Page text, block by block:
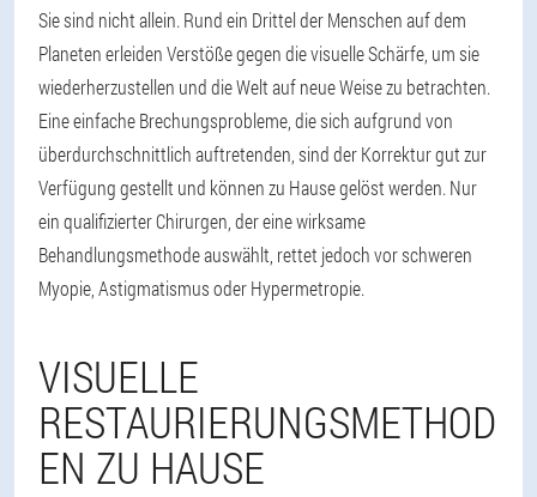
Sie sind nicht allein. Rund ein Drittel der Menschen auf dem
Planeten erleiden Verstöße gegen die visuelle Schärfe, um sie
wiederherzustellen und die Welt auf neue Weise zu betrachten.
Eine einfache Brechungsprobleme, die sich aufgrund von
überdurchschnittlich auftretenden, sind der Korrektur gut zur
Verfügung gestellt und können zu Hause gelöst werden. Nur
ein qualifizierter Chirurgen, der eine wirksame
Behandlungsmethode auswählt, rettet jedoch vor schweren
Myopie, Astigmatismus oder Hypermetropie.
VISUELLE
RESTAURIERUNGSMETHOD
EN ZU HAUSE